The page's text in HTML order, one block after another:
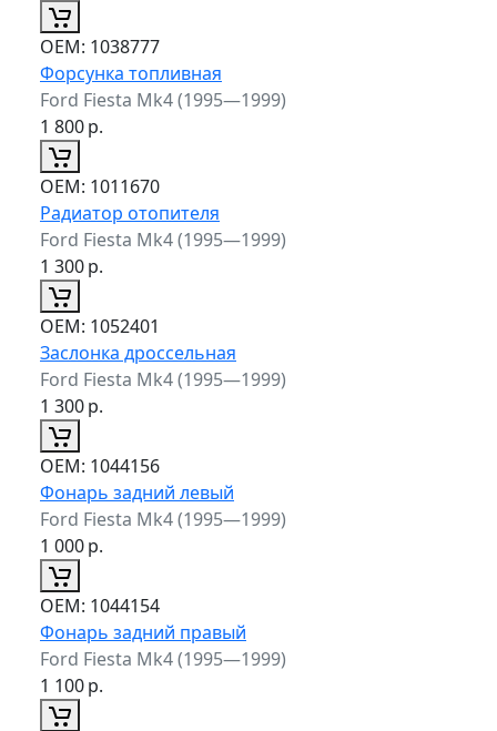
ОЕМ: 1038777
Форсунка топливная
Ford Fiesta Mk4 (1995—1999)
1 800р.
ОЕМ: 1011670
Радиатор отопителя
Ford Fiesta Mk4 (1995—1999)
1 300р.
ОЕМ: 1052401
Заслонка дроссельная
Ford Fiesta Mk4 (1995—1999)
1 300р.
ОЕМ: 1044156
Фонарь задний левый
Ford Fiesta Mk4 (1995—1999)
1 000р.
ОЕМ: 1044154
Фонарь задний правый
Ford Fiesta Mk4 (1995—1999)
1 100р.